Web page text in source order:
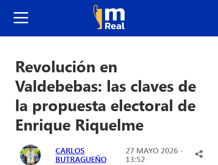
Revolución en
Valdebebas: las claves de
la propuesta electoral de
Enrique Riquelme
CARLOS
BUTRAGUEÑO
27 MAYO 2026 -
13:52